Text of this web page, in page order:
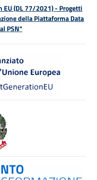
EU (DL 77/2021) - Progetti
della Piattaforma Data
PSN"